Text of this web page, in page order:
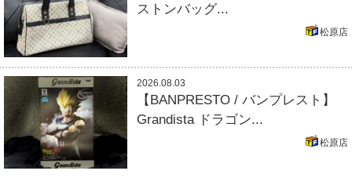
ストンバッグ...
松原店
2026.08.03
【BANPRESTO / バンプレスト】
Grandista ドラゴン...
松原店